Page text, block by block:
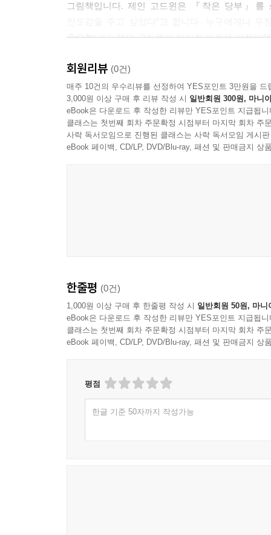
그림책입니다. 제인 고드윈은 『작은 당부』를
중요합니다. 제인 고드윈의 이러한 마음은 시적이
안나 워커의 그림은 이야기에 생기를 불어넣었
전체를 연결합니다. 우리는 혼자가 아니라 가족,
사람들과 연결되었다는 것을 잊지 않게 합니다.
소중한 사람에게 “작은 당부”를 전해 보세요
회원리뷰 (0건)
매주 10건의 우수리뷰를 선정하여 YES포인트 3만원을 드
3,000원 이상 구매 후 리뷰 작성 시 일반회원 300원, 마니
eBook은 다운로드 후 작성한 리뷰만 YES포인트 지급됩니
클래스는 첫번째 회차 주문확정 시점부터 마지막 회차 주
사락 독서모임으로 진행된 클래스는 사락 독서모임 게시
eBook 페이백, CD/LP, DVD/Blu-ray, 패션 및 판매금지 상
한줄평 (0건)
1,000원 이상 구매 후 한줄평 작성 시 일반회원 50원, 마니
eBook은 다운로드 후 작성한 리뷰만 YES포인트 지급됩니
클래스는 첫번째 회차 주문확정 시점부터 마지막 회차 주
eBook 페이백, CD/LP, DVD/Blu-ray, 패션 및 판매금지 상
평점
한글 기준 50자까지 작성가능